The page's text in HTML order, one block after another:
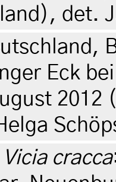
det.
Eck
2012
Vicia cracca